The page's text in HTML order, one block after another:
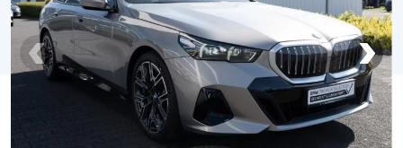
Alte tipuri vehicule
Despre Noi